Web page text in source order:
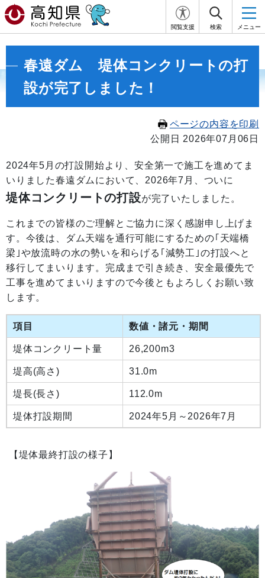
閲覧支援 検索 メニュー
春遠ダム 堤体コンクリートの打
設が完了しました！
ページの内容を印刷
公開日 2026年07月06日
2024年5月の打設開始より、安全第一で施工を進めてま
いりました春遠ダムにおいて、2026年7月、ついに
堤体コンクリートの打設が完了いたしました。
これまでの皆様のご理解とご協力に深く感謝申し上げま
す。今後は、ダム天端を通行可能にするための｢天端橋
梁｣や放流時の水の勢いを和らげる｢減勢工｣の打設へと
移行してまいります。完成まで引き続き、安全最優先で
工事を進めてまいりますので今後ともよろしくお願い致
します。
項目 数値・諸元・期間
堤体コンクリート量 26,200m3
堤高(高さ) 31.0m
堤長(長さ) 112.0m
堤体打設期間 2024年5月～2026年7月
【堤体最終打設の様子】